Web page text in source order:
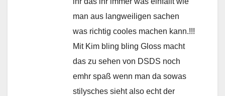
man aus langweiligen sachen
was richtig cooles machen kann.!!!
Mit Kim bling bling Gloss macht
das zu sehen von DSDS noch
emhr spaß wenn man da sowas
stilysches sieht also echt der